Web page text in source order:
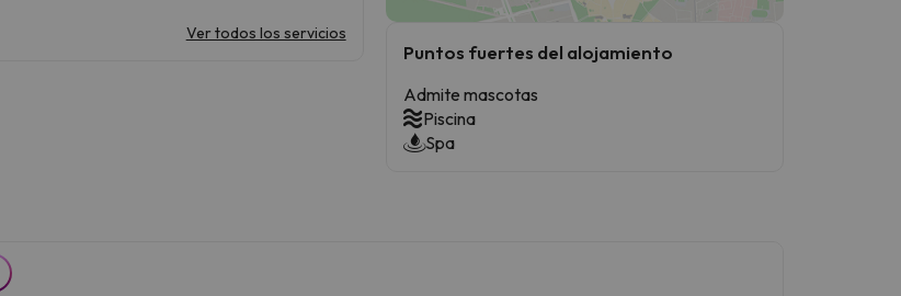
Ver todos los servicios
Puntos fuertes del alojamiento
Admite mascotas
Piscina
Spa